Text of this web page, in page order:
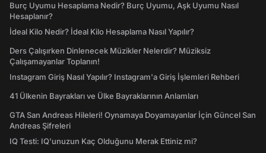
Burç Uyumu Hesaplama Nedir? Burç Uyumu, Aşk Uyumu Nasıl
Hesaplanır?
İdeal Kilo Nedir? İdeal Kilo Hesaplama Nasıl Yapılır?
Ders Çalışırken Dinlenecek Müzikler Nelerdir? Müziksiz
Çalışamayanlar Toplanın!
Instagram Giriş Nasıl Yapılır? Instagram'a Giriş İşlemleri Rehberi
41 Ülkenin Bayrakları ve Ülke Bayraklarının Anlamları
GTA San Andreas Hileleri! Oynamaya Doyamayanlar İçin Güncel San
Andreas Şifreleri
IQ Testi: IQ'unuzun Kaç Olduğunu Merak Ettiniz mi?